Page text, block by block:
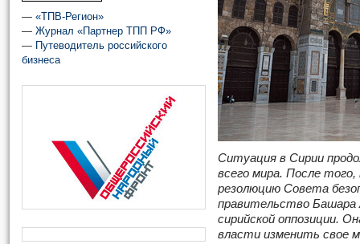
— «ТПВ-Регион»
— Журнал «Партнер ТПП РФ»
— Путеводитель российского
бизнеса
Ситуация в Сирии
всего мира. После
резолюцию Совета
правительство Башара
сирийской оппозиции.
власти изменить свое